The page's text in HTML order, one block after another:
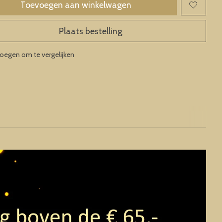
Toevoegen aan winkelwagen
Plaats bestelling
om te vergelijken